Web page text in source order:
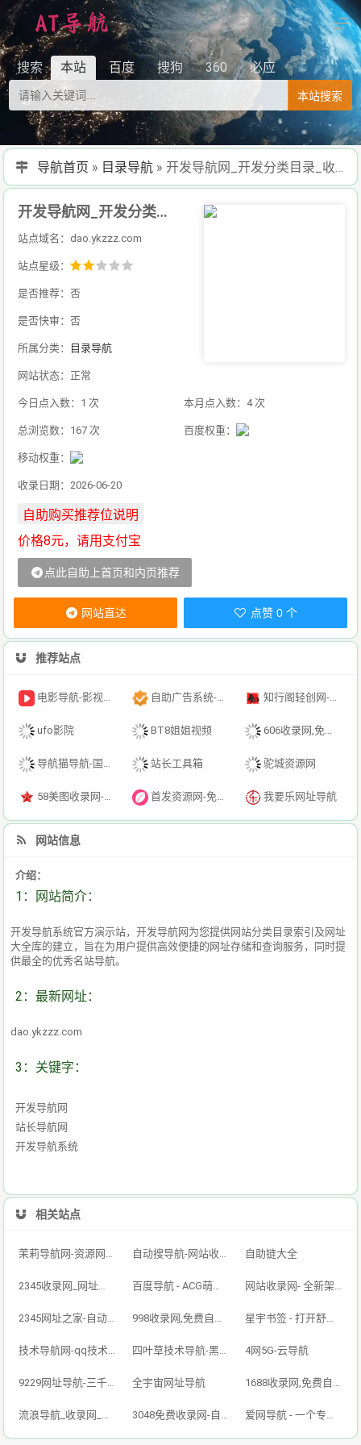
搜索 本站 百度 搜狗 360 必应
本站搜索
导航首页 » 目录导航» 开发导航网_开发分类目录_收录精选的导航网站
开发导航网_开发分类目录_收录精选的导航网站
站点域名：dao.ykzzz.com
站点星级：
是否推荐：否
是否快审：否
所属分类： 目录导航
网站状态：正常
今日点入数：1 次 本月点入数：4 次
总浏览数：167 次 百度权重：
移动权重：
收录日期：2026-06-20
价格8元，请用支付宝
点此自助上首页和内页推荐
网站直达 点赞 0 个
推荐站点
电影导航-影视导航-电影搜索-影视搜索-电影站收录 自助广告系统-自助广告源码-自助投放广告插件 知行阁轻创网-分享网络赚钱项目-全网首发副业项目实操平台-副业创业项目网
ufo影院 BT8姐姐视频 606收录网,免费自动秒收录网址,提供自动收录,网站导航大全源码,自动链,友情链接交换。
导航猫导航-国内专业的技术资源网分类平台 站长工具箱 驼城资源网
58美图收录网-自动收录网站-流量交换-自动链 首发资源网-免费资源下载-最新php源码下载-热门资源下载 我要乐网址导航
网站信息
介绍：
1：网站简介：
开发导航系统官方演示站，开发导航网为您提供网站分类目录索引及网址
大全库的建立，旨在为用户提供高效便捷的网址存储和查询服务，同时提
供最全的优秀名站导航。
2：最新网址：
dao.ykzzz.com
3：关键字：
开发导航网
站长导航网
开发导航系统
相关站点
茉莉导航网-资源网址导航,汇集各大资源网,全网优质技术教程网 自动搜导航-网站收录-自动收录网-网址收录-自动秒收录 自助链大全
2345收录网_网址导航_免费收录网站_自动收录网_秒收录 百度导航 - ACG萌次元丨ACG导航网丨二次元导航丨资源网导航丨福利网址导航 - BaiDu导航 网站收录网- 全新架构自动秒收录网址导航，实现自主提交，自动化收录，打造百万网址库
2345网址之家-自动秒收录,好网址导航 998收录网,免费自动秒收录网址,提供自动收录,网站导航大全源码,自动链,友情链接交换。 星宇书签 - 打开舒适旅程，畅享资源之旅
技术导航网-qq技术导航网-专注网址收录研究 四叶草技术导航-黑科技,资源导航,云端,QQ技术导航网分享网络精品资源平台,多开,云端,网站源码,QQ技术,教程网,小刀娱乐网 4网5G-云导航
9229网址导航-三千万网民的首选（已创建12年） 全宇宙网址导航 1688收录网,免费自动秒收录网址,提供自动收录,网站导航大全源码,自动链,友情链接交换。
流浪导航_收录网_免费收录网站_自动收录网_秒收录 3048免费收录网-自动链接-友情链接网 爱网导航 - 一个专注收集分享优质免费资源的导航